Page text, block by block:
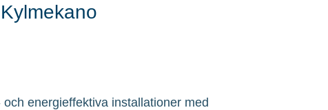
energieffektiva installationer med